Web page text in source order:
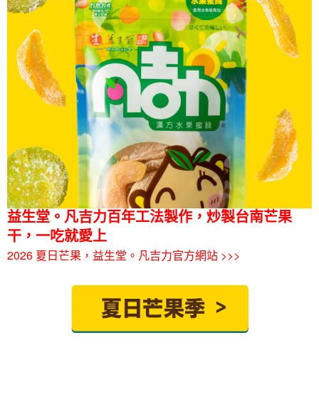
益生堂。凡吉力百年工法製作，炒製台南芒果
干，一吃就愛上
2026 夏日芒果，益生堂。凡吉力官方網站 >>>